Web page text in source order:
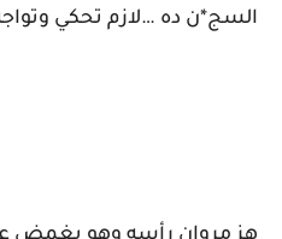
السج*ن ده …لازم تحكي